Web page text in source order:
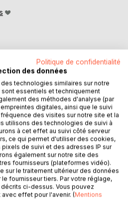
les personnes souffrant
des ouvrages du même
pour l'anémie ? » et «
» un ouvrage
mois de menus
votre anémie, tous très simples
Politique de confidentialité
des données
technologies similaires sur notre
essentiels et techniquement
des méthodes d'analyse (par
digitales, ainsi que le suivi
des visites sur notre site et la
utilisons des technologies de suivi à
à cet effet au suivi côté serveur
ce qui permet d'utiliser des cookies,
de suivi et des adresses IP sur
également sur notre site des
fournisseurs (plateformes vidéo).
sur le traitement ultérieur des données
fournisseur tiers. Par votre réglage,
ci-dessus. Vous pouvez
effet pour l'avenir. (Mentions